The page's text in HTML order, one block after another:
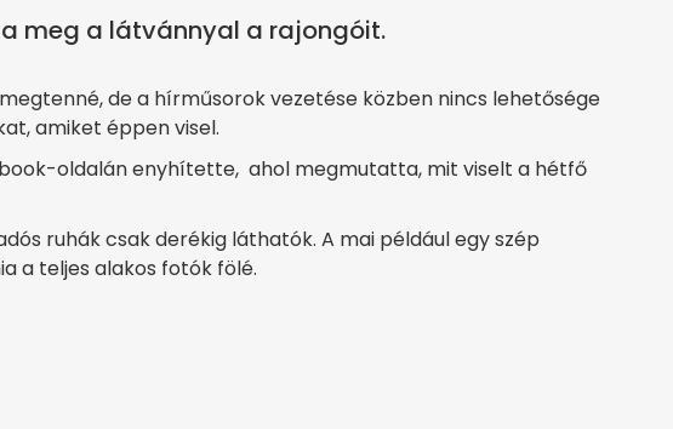
meg a látvánnyal a rajongóit.
de a hírműsorok vezetése közben nincs lehetősége
amiket éppen visel.
oldalán enyhítette, ahol megmutatta, mit viselt a hétfő
ruhák csak derékig láthatók. A mai például egy szép
a teljes alakos fotók fölé.